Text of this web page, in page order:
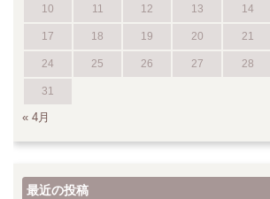
10 11 12 13 14
17 18 19 20 21
24 25 26 27 28
31
« 4月
最近の投稿